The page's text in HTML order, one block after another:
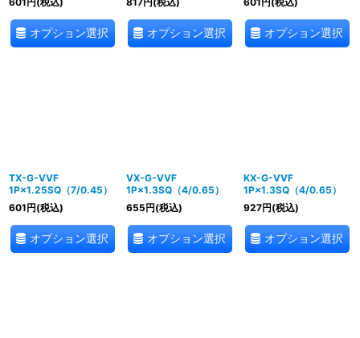
オプション選択 オプション選択 オプション選択
TX-G-VVF
1P×1.25SQ（7/0.45）
601円(税込)
オプション選択
VX-G-VVF
1P×1.3SQ（4/0.65）
655円(税込)
オプション選択
KX-G-VVF
1P×1.3SQ（4/0.65）
927円(税込)
オプション選択